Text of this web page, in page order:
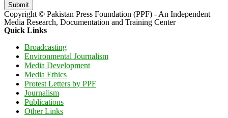
Submit
Copyright © Pakistan Press Foundation (PPF) - An Independent
Media Research, Documentation and Training Center
Quick Links
Broadcasting
Environmental Journalism
Media Development
Media Ethics
Protest Letters by PPF
Journalism
Publications
Other Links